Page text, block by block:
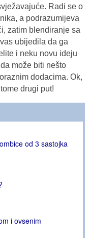
Radi se o
a podrazumijeva
zatim blendiranje sa
ubijedila da ga
i neku novu ideju
može biti nešto
dodacima. Ok,
drugi put!
od 3 sastojka
i ovsenim